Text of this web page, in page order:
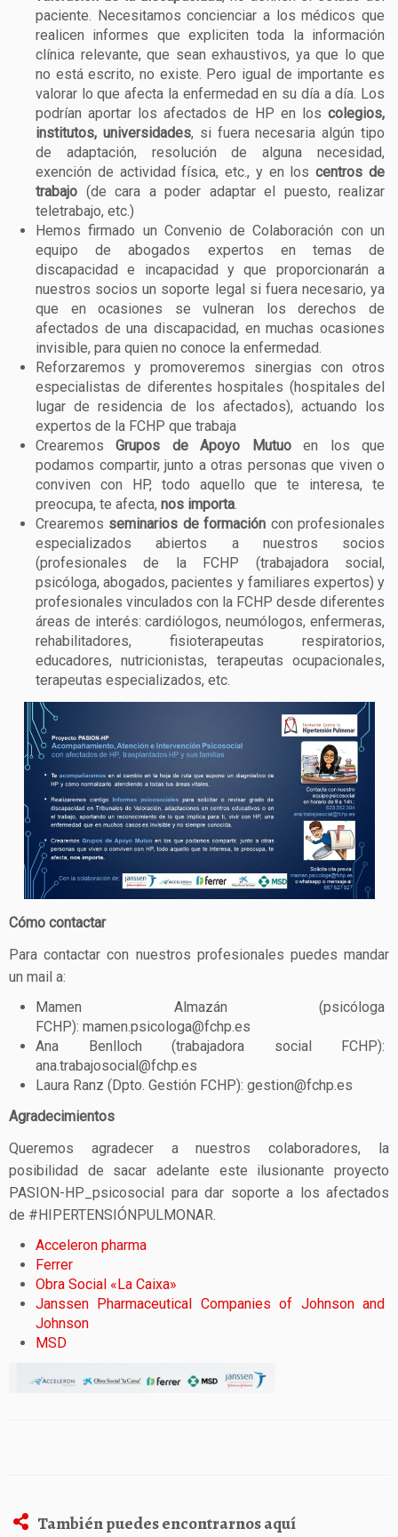
paciente. Necesitamos concienciar a los médicos que
realicen informes que expliciten toda la información
clínica relevante, que sean exhaustivos, ya que lo que
no está escrito, no existe. Pero igual de importante es
valorar lo que afecta la enfermedad en su día a día. Los
podrían aportar los afectados de HP en los colegios,
institutos, universidades, si fuera necesaria algún tipo
de adaptación, resolución de alguna necesidad,
exención de actividad física, etc., y en loscentros de
trabajo (de cara a poder adaptar el puesto, realizar
teletrabajo, etc.)
Hemos firmado un Convenio de Colaboración con un
equipo de abogados expertos en temas de
discapacidad e incapacidad y que proporcionarán a
nuestros socios un soporte legal si fuera necesario, ya
que en ocasiones se vulneran los derechos de
afectados de una discapacidad, en muchas ocasiones
invisible, para quien no conoce la enfermedad.
Reforzaremos y promoveremos sinergias con otros
especialistas de diferentes hospitales (hospitales del
lugar de residencia de los afectados), actuando los
expertos de la FCHP que trabaja
CrearemosGrupos de Apoyo Mutuoen los que
podamos compartir, junto a otras personas que viven o
conviven con HP, todo aquello que te interesa, te
preocupa, te afecta, nos importa
Crearemos seminarios de formación con profesionales
especializados abiertos a nuestros socios
(profesionales de la FCHP (trabajadora social,
psicóloga, abogados, pacientes y familiares expertos) y
profesionales vinculados con la FCHP desde diferentes
áreas de interés: cardiólogos, neumólogos, enfermeras,
rehabilitadores, fisioterapeutas respiratorios,
educadores, nutricionistas, terapeutas ocupacionales,
terapeutas especializados, etc.
Cómo contactar
Para contactar con nuestros profesionales puedes mandar
un mail a:
Mamen Almazán (psicóloga
FCHP): mamen.psicologa@fchp.es
Ana Benlloch (trabajadora social FCHP):
ana.trabajosocial@fchp.es
Laura Ranz (Dpto. Gestión FCHP): gestion@fchp.es
Agradecimientos
Queremos agradecer a nuestros colaboradores, la
posibilidad de sacar adelante este ilusionante proyecto
PASION-HP_psicosocial para dar soporte a los afectados
de #HIPERTENSIÓNPULMONAR.
Acceleron pharma
Ferrer
Obra Social «La Caixa»
Janssen Pharmaceutical Companies of Johnson and
Johnson
MSD
También puedes encontrarnos aquí